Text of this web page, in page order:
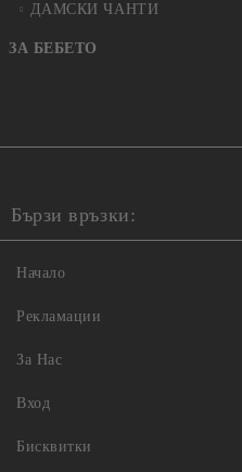
ДАМСКИ ЧАНТИ
ЗА БЕБЕТО
Бързи връзки:
Начало
Рекламации
За Нас
Вход
Бисквитки